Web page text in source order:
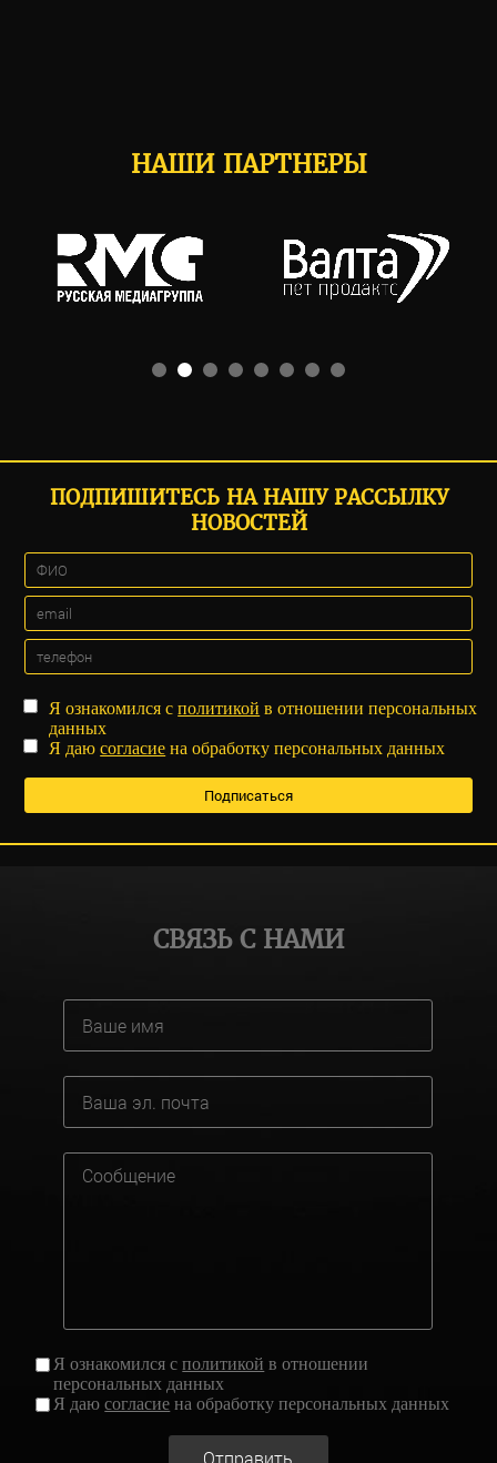
НАШИ ПАРТНЕРЫ
ПОДПИШИТЕСЬ НА НАШУ РАССЫЛКУ
НОВОСТЕЙ
Я ознакомился сполитикой в отношении персональных
данных
Я даюсогласие на обработку персональных данных
СВЯЗЬ С НАМИ
Я ознакомился сполитикой в отношении
персональных данных
Я даюсогласие на обработку персональных данных
Отправить